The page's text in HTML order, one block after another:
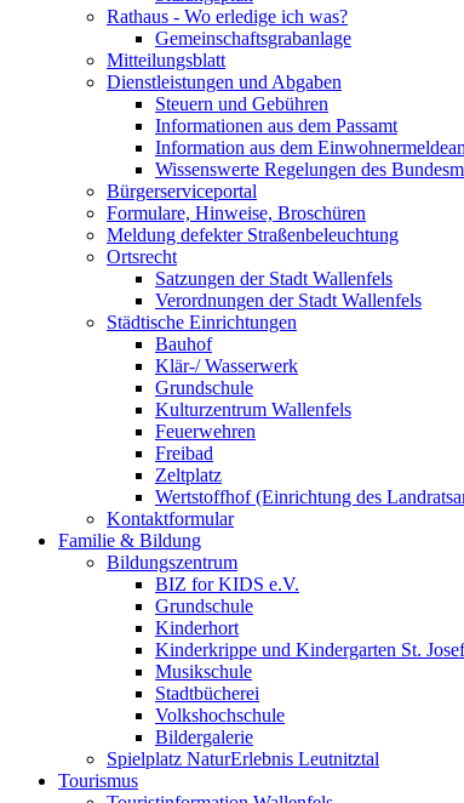
Rathaus - Wo erledige ich was?
Gemeinschaftsgrabanlage
Mitteilungsblatt
Dienstleistungen und Abgaben
Steuern und Gebühren
Informationen aus dem Passamt
Information aus dem
Wissenswerte Regelungen des
Bürgerserviceportal
Formulare, Hinweise, Broschüren
Meldung defekter Straßenbeleuchtung
Ortsrecht
Satzungen der Stadt Wallenfels
Verordnungen der Stadt Wallenfels
Städtische Einrichtungen
Bauhof
Klär-/ Wasserwerk
Grundschule
Kulturzentrum Wallenfels
Feuerwehren
Freibad
Zeltplatz
Wertstoffhof (Einrichtung des
Kontaktformular
Familie & Bildung
Bildungszentrum
BIZ for KIDS e.V.
Grundschule
Kinderhort
Kinderkrippe und Kindergarten St. Josef
Musikschule
Stadtbücherei
Volkshochschule
Bildergalerie
Spielplatz NaturErlebnis Leutnitztal
Tourismus